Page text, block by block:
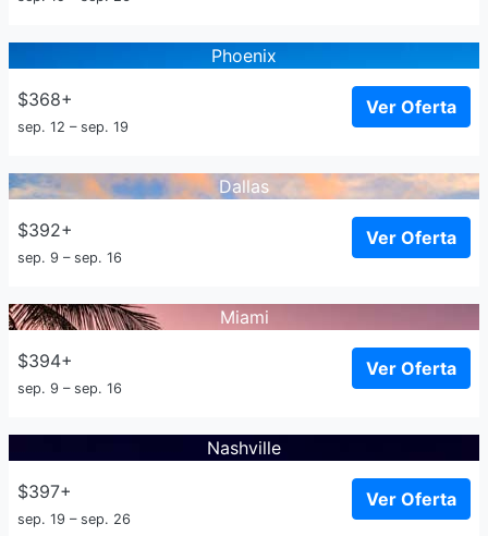
Phoenix
$368+
sep. 12 – sep. 19
Ver Oferta
Dallas
$392+
sep. 9 – sep. 16
Ver Oferta
Miami
$394+
sep. 9 – sep. 16
Ver Oferta
Nashville
$397+
sep. 19 – sep. 26
Ver Oferta